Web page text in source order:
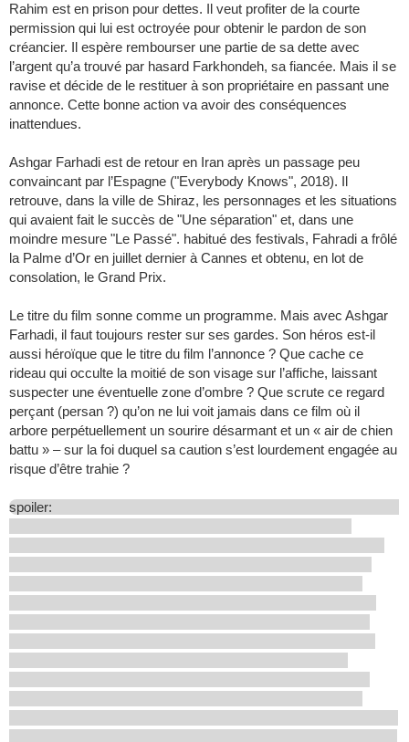
Rahim est en prison pour dettes. Il veut profiter de la courte
permission qui lui est octroyée pour obtenir le pardon de son
créancier. Il espère rembourser une partie de sa dette avec
l’argent qu’a trouvé par hasard Farkhondeh, sa fiancée. Mais il se
ravise et décide de le restituer à son propriétaire en passant une
annonce. Cette bonne action va avoir des conséquences
inattendues.
Ashgar Farhadi est de retour en Iran après un passage peu
convaincant par l’Espagne ("Everybody Knows", 2018). Il
retrouve, dans la ville de Shiraz, les personnages et les situations
qui avaient fait le succès de "Une séparation" et, dans une
moindre mesure "Le Passé". habitué des festivals, Fahradi a frôlé
la Palme d’Or en juillet dernier à Cannes et obtenu, en lot de
consolation, le Grand Prix.
Le titre du film sonne comme un programme. Mais avec Ashgar
Farhadi, il faut toujours rester sur ses gardes. Son héros est-il
aussi héroïque que le titre du film l’annonce ? Que cache ce
rideau qui occulte la moitié de son visage sur l’affiche, laissant
suspecter une éventuelle zone d’ombre ? Que scrute ce regard
perçant (persan ?) qu’on ne lui voit jamais dans ce film où il
arbore perpétuellement un sourire désarmant et un « air de chien
battu » – sur la foi duquel sa caution s’est lourdement engagée au
risque d’être trahie ?
spoiler: